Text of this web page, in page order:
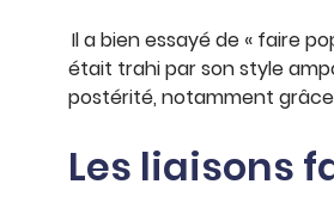
Il a bien essayé de « faire
était trahi par son style
postérité, notamment
Les liaisons